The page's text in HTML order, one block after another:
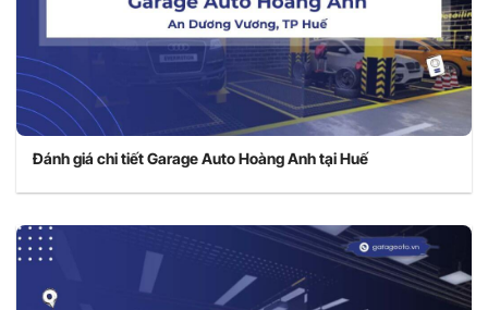
Đánh giá chi tiết Garage Auto Hoàng Anh tại Huế